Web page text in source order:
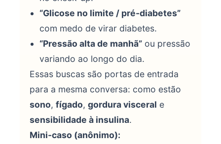
“Glicose no limite / pré-diabetes”
com medo de virar diabetes.
“Pressão alta de manhã” ou pressão
variando ao longo do dia.
Essas buscas são portas de entrada
para a mesma conversa: como estão
sono, fígado, gordura visceral e
sensibilidade à insulina.
Mini-caso (anônimo):